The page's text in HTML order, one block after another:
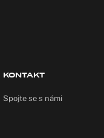
KONTAKT
Spojte se s námi